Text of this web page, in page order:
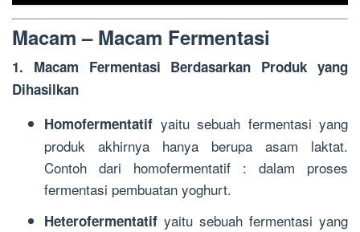
Macam – Macam Fermentasi
1. Macam Fermentasi Berdasarkan Produk yang
Dihasilkan
Homofermentatif yaitu sebuah fermentasi yang
produk akhirnya hanya berupa asam laktat.
Contoh dari homofermentatif : dalam proses
fermentasi pembuatan yoghurt.
Heterofermentatif yaitu sebuah fermentasi yang